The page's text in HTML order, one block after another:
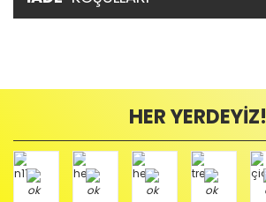
HER YERDEYİZ!